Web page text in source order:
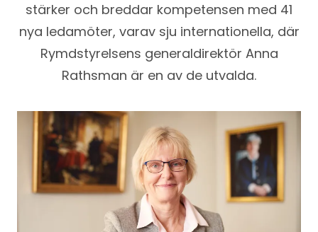
stärker och breddar kompetensen med 41
nya ledamöter, varav sju internationella, där
Rymdstyrelsens generaldirektör Anna
Rathsman är en av de utvalda.